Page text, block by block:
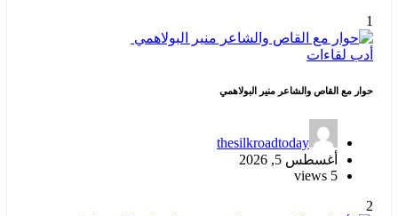
1
أدب لقاءات
حوار مع القاص والشاعر منير البولاهمي
thesilkroadtoday
أغسطس 5, 2026
5 views
2